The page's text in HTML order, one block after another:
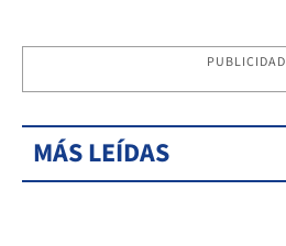
PUBLICIDAD
MÁS LEÍDAS